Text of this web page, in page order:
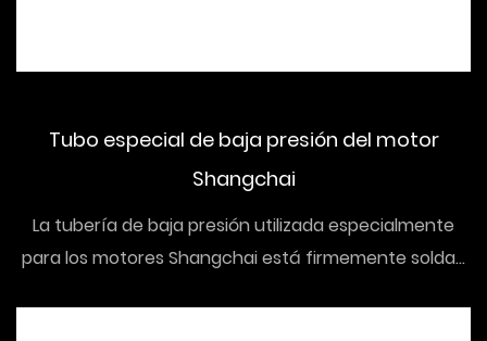
Tubo especial de baja presión del motor
Shangchai
La tubería de baja presión utilizada especialmente
para los motores Shangchai está firmemente solda...